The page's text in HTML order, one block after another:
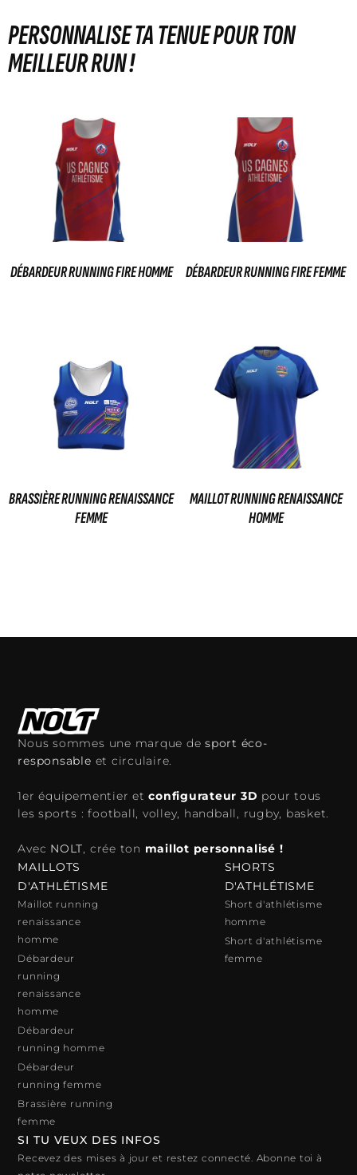
PERSONNALISE TA TENUE POUR TON
MEILLEUR RUN !
DÉBARDEUR RUNNING FIRE HOMME DÉBARDEUR RUNNING FIRE FEMME
BRASSIÈRE RUNNING RENAISSANCE
FEMME
MAILLOT RUNNING RENAISSANCE
HOMME
Nous sommes une marque desport éco-
responsable et circulaire.
1er équipementier etconfigurateur 3D pour tous
les sports : football, volley, handball, rugby, basket.
Avec NOLT, crée ton maillot personnalisé !
MAILLOTS
D'ATHLÉTISME
Maillot running
renaissance
homme
Débardeur
running
renaissance
homme
Débardeur
running homme
Débardeur
running femme
Brassière running
femme
SHORTS
D'ATHLÉTISME
Short d'athlétisme
homme
Short d'athlétisme
femme
SI TU VEUX DES INFOS
Recevez des mises à jour et restez connecté. Abonne toi à